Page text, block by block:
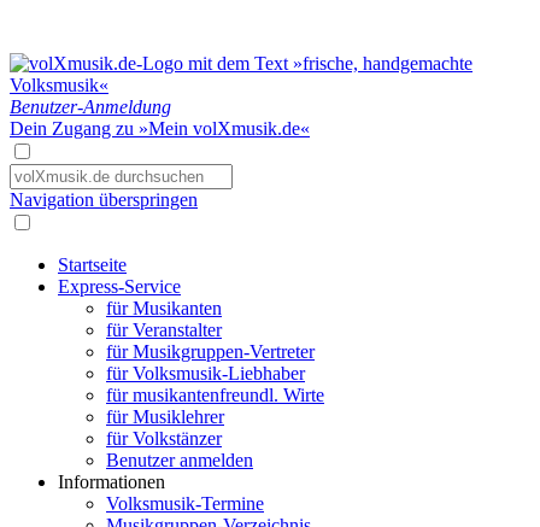
Benutzer-Anmeldung
Dein Zugang zu »Mein volXmusik.de«
Navigation überspringen
Startseite
Express-Service
für Musikanten
für Veranstalter
für Musikgruppen-Vertreter
für Volksmusik-Liebhaber
für musikantenfreundl. Wirte
für Musiklehrer
für Volkstänzer
Benutzer anmelden
Informationen
Volksmusik-Termine